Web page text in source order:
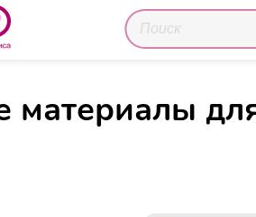
Дыроколы
материалы